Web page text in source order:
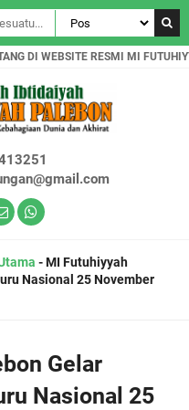
DI WEBSITE RESMI MI
-MI Futuhiyyah
Nasional 25 November
Gelar
Nasional 25